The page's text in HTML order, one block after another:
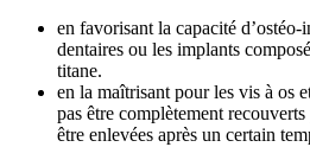
en favorisant la capacité
dentaires ou les implants
titane.
en la maîtrisant pour les vis à os
pas être complètement
être enlevées après un certain